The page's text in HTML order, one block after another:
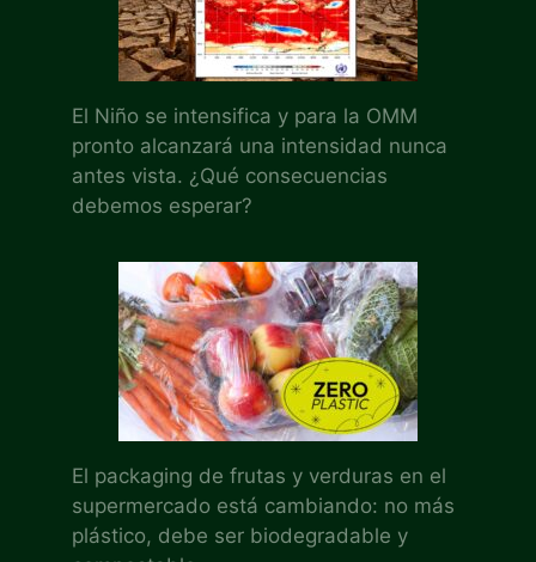
El Niño se intensifica y para la OMM
pronto alcanzará una intensidad nunca
antes vista. ¿Qué consecuencias
debemos esperar?
El packaging de frutas y verduras en el
supermercado está cambiando: no más
plástico, debe ser biodegradable y